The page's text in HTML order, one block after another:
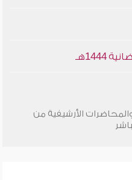
الأرشيفية من